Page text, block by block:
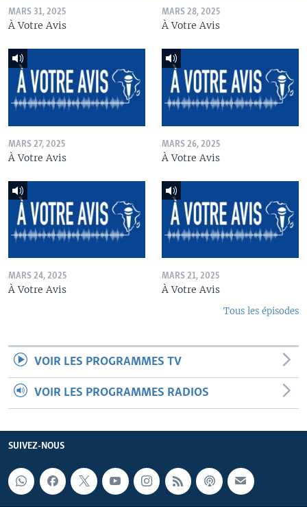
MARS 31, 2025
À Votre Avis
MARS 28, 2025
À Votre Avis
MARS 27, 2025
À Votre Avis
MARS 26, 2025
À Votre Avis
MARS 24, 2025
À Votre Avis
MARS 21, 2025
À Votre Avis
Tous les épisodes
VOIR LES PROGRAMMES TV
VOIR LES PROGRAMMES RADIOS
SUIVEZ-NOUS